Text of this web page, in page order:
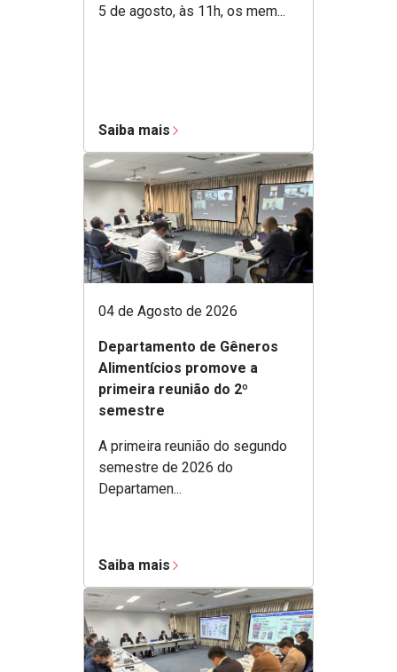
5 de agosto, às 11h, os mem...
Saiba mais
04 de Agosto de 2026
Departamento de Gêneros
Alimentícios promove a
primeira reunião do 2º
semestre
A primeira reunião do segundo
semestre de 2026 do
Departamen...
Saiba mais